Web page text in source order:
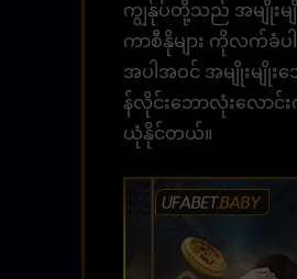
ကျွန်ုပ်တို့သည် အမျိုးမျို
ကာစီနိုများ ကိုလက်ခံပါ
အပါအဝင် အမျိုးမျိုး
န်လိုင်းဘောလုံးလော
ယုံနိုင်တယ်။